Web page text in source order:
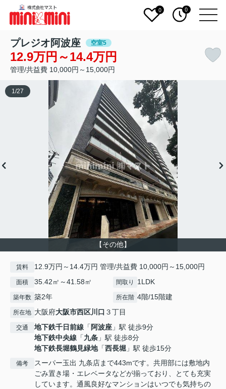
0 0
プレジオ阿波座 空室5
12.9万円～14.4万円
管理/共益費 10,000円～15,000円
【その他】
1 /27
賃料 12.9万円～14.4万円 管理/共益費 10,000円～15,000円
面積 35.42㎡～41.58㎡ 間取り 1LDK
築年数 築2年 所在階 4階/15階建
所在地 大阪府大阪市西区川口 ３丁目
交通 地下鉄千日前線 「 阿波座 」駅 徒歩9分
地下鉄中央線 「九条 」駅 徒歩8分
地下鉄長堀鶴見緑地「西長堀 」駅 徒歩15分
備考
スーパー玉出 九条店まで443mです。共用部には敷地内
ごみ置き場・エレベータなどが揃っており、とても充実
しています。通風良好なマンションはいつでも気持ちの